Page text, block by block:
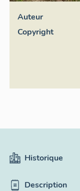
Auteur
Copyright
Historique
Description